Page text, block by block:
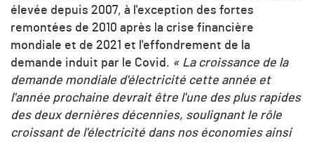
élevée depuis 2007, à l'exception des fortes
remontées de 2010 après la crise financière
mondiale et de 2021 et l'effondrement de la
demande induit par le Covid. « La croissance de la
demande mondiale d'électricité cette année et
l'année prochaine devrait être l'une des plus rapides
des deux dernières décennies, soulignant le rôle
croissant de l'électricité dans nos économies ainsi